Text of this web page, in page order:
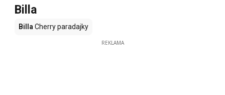
Billa
Billa Cherry paradajky
REKLAMA